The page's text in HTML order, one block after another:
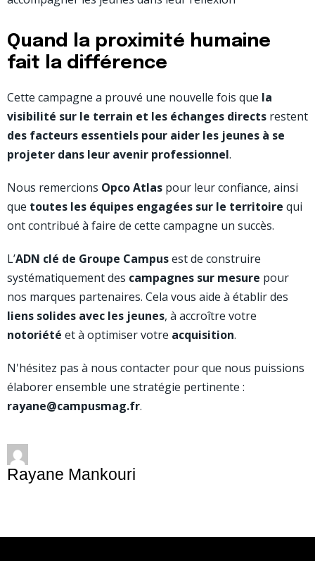
Quand la proximité humaine
fait la différence
Cette campagne a prouvé une nouvelle fois que la
visibilité sur le terrain et les échanges directs restent
des facteurs essentiels pour aider les jeunes à se
projeter dans leur avenir professionnel.
Nous remercions Opco Atlas pour leur confiance, ainsi
que toutes les équipes engagées sur le territoire qui
ont contribué à faire de cette campagne un succès.
L’ADN clé de Groupe Campusest de construire
systématiquement des campagnes sur mesure pour
nos marques partenaires. Cela vous aide à établir des
liens solides avec les jeunes, à accroître votre
notoriété et à optimiser votre acquisition.
N'hésitez pas à nous contacter pour que nous puissions
élaborer ensemble une stratégie pertinente :
rayane@campusmag.fr.
Rayane Mankouri